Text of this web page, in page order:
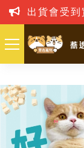
出貨會受